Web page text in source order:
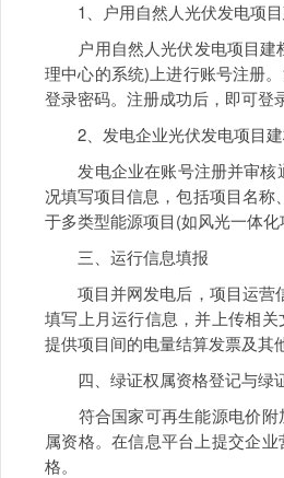
1、户用自然人光伏发电项目
户用自然人光伏发电项目建
理中心的系统)上进行账号注册
登录密码。注册成功后，即可登
2、发电企业光伏发电项目建
发电企业在账号注册并审核
况填写项目信息，包括项目名
于多类型能源项目(如风光一体
三、运行信息填报
项目并网发电后，项目运营信
填写上月运行信息，并上传相
提供项目间的电量结算发票及其
四、绿证权属资格登记与绿
符合国家可再生能源电价附
属资格。在信息平台上提交企
格。